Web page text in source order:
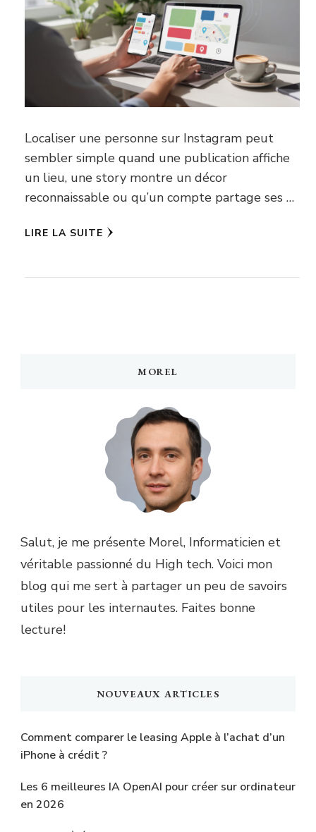
Localiser une personne sur Instagram peut
sembler simple quand une publication affiche
un lieu, une story montre un décor
reconnaissable ou qu’un compte partage ses …
LIRE LA SUITE
MOREL
Salut, je me présente Morel, Informaticien et
véritable passionné du High tech. Voici mon
blog qui me sert à partager un peu de savoirs
utiles pour les internautes. Faites bonne
lecture!
NOUVEAUX ARTICLES
Comment comparer le leasing Apple à l’achat d’un
iPhone à crédit ?
Les 6 meilleures IA OpenAI pour créer sur ordinateur
en 2026